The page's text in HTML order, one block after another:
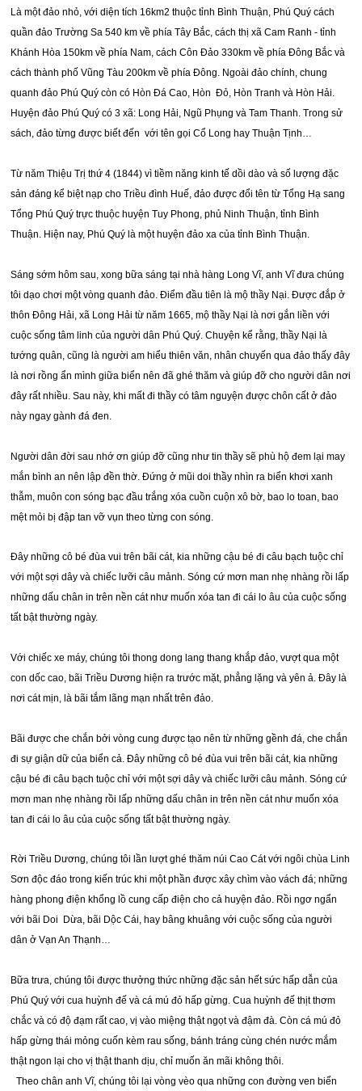
Là một đảo nhỏ, với diện tích 16km2 thuộc tỉnh Bình Thuận, Phú Quý cách
quần đảo Trường Sa 540 km về phía Tây Bắc, cách thị xã Cam Ranh - tỉnh
Khánh Hòa 150km về phía Nam, cách Côn Đảo 330km về phía Đông Bắc và
cách thành phố Vũng Tàu 200km về phía Đông. Ngoài đảo chính, chung
quanh đảo Phú Quý còn có Hòn Đá Cao, Hòn Đỏ, Hòn Tranh và Hòn Hải.
Huyện đảo Phú Quý có 3 xã: Long Hải, Ngũ Phụng và Tam Thanh. Trong sử
sách, đảo từng được biết đến với tên gọi Cổ Long hay Thuận Tịnh…
Từ năm Thiệu Trị thứ 4 (1844) vì tiềm năng kinh tế dồi dào và số lượng đặc
sản đáng kể biệt nạp cho Triều đình Huế, đảo được đổi tên từ Tổng Hạ sang
Tổng Phú Quý trực thuộc huyện Tuy Phong, phủ Ninh Thuận, tỉnh Bình
Thuận. Hiện nay, Phú Quý là một huyện đảo xa của tỉnh Bình Thuận.
Sáng sớm hôm sau, xong bữa sáng tại nhà hàng Long Vĩ, anh Vĩ đưa chúng
tôi dạo chơi một vòng quanh đảo. Điểm đầu tiên là mộ thầy Nại. Được đắp ở
thôn Đông Hải, xã Long Hải từ năm 1665, mộ thầy Nại là nơi gắn liền với
cuộc sống tâm linh của người dân Phú Quý. Chuyện kể rằng, thầy Nại là
tướng quân, cũng là người am hiểu thiên văn, nhân chuyến qua đảo thấy đây
là nơi rồng ẩn mình giữa biển nên đã ghé thăm và giúp đỡ cho người dân nơi
đây rất nhiều. Sau này, khi mất đi thầy có tâm nguyện được chôn cất ở đảo
này ngay gành đá đen.
Người dân đời sau nhớ ơn giúp đỡ cũng như tin thầy sẽ phù hộ đem lại may
mắn bình an nên lập đền thờ. Đứng ở mũi doi thầy nhìn ra biển khơi xanh
thẫm, muôn con sóng bạc đầu trắng xóa cuồn cuộn xô bờ, bao lo toan, bao
mệt mỏi bị đập tan vỡ vụn theo từng con sóng.
Đây những cô bé đùa vui trên bãi cát, kia những cậu bé đi câu bạch tuộc chỉ
với một sợi dây và chiếc lưỡi câu mảnh. Sóng cứ mơn man nhẹ nhàng rồi lấp
những dấu chân in trên nền cát như muốn xóa tan đi cái lo âu của cuộc sống
tất bật thường ngày.
Với chiếc xe máy, chúng tôi thong dong lang thang khắp đảo, vượt qua một
con dốc cao, bãi Triều Dương hiện ra trước mặt, phẳng lặng và yên ả. Đây là
nơi cát mịn, là bãi tắm lãng mạn nhất trên đảo.
Bãi được che chắn bởi vòng cung được tạo nên từ những gềnh đá, che chắn
đi sự giận dữ của biển cả. Đây những cô bé đùa vui trên bãi cát, kia những
cậu bé đi câu bạch tuộc chỉ với một sợi dây và chiếc lưỡi câu mảnh. Sóng cứ
mơn man nhẹ nhàng rồi lấp những dấu chân in trên nền cát như muốn xóa
tan đi cái lo âu của cuộc sống tất bật thường ngày.
Rời Triều Dương, chúng tôi lần lượt ghé thăm núi Cao Cát với ngôi chùa Linh
Sơn độc đáo trong kiến trúc khi một phần được xây chìm vào vách đá; những
hàng phong điện khổng lồ cung cấp điện cho cả huyện đảo. Rồi ngơ ngẩn
với bãi Doi Dừa, bãi Dộc Cái, hay bâng khuâng với cuộc sống của người
dân ở Vạn An Thạnh…
Bữa trưa, chúng tôi được thưởng thức những đặc sản hết sức hấp dẫn của
Phú Quý với cua huỳnh đế và cá mú đỏ hấp gừng. Cua huỳnh đế thịt thơm
chắc và có độ đạm rất cao, vị vào miệng thật ngọt và đậm đà. Còn cá mú đỏ
hấp gừng thái mỏng cuốn kèm rau sống, bánh tráng cùng chén nước mắm
thật ngon lại cho vị thật thanh dịu, chỉ muốn ăn mãi không thôi.
Theo chân anh Vĩ, chúng tôi lại vòng vèo qua những con đường ven biển